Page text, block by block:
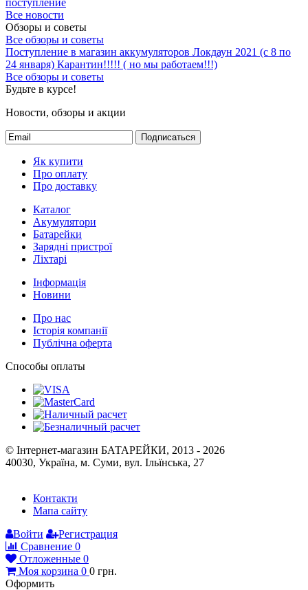
Все новости
Обзоры и советы
Все обзоры и советы
Поступление в магазин аккумуляторов Локдаун 2021 (с 8 по
24 января) Карантин!!!!! ( но мы работаем!!!)
Все обзоры и советы
Будьте в курсе!
Новости, обзоры и акции
Подписаться
Як купити
Про оплату
Про доставку
Каталог
Акумулятори
Батарейки
Зарядні пристрої
Ліхтарі
Інформація
Новини
Про нас
Історія компанії
Публічна оферта
Способы оплаты
© Інтернет-магазин БАТАРЕЙКИ, 2013 - 2026
40030, Україна, м. Суми, вул. Ільїнська, 27
Контакти
Мапа сайту
Войти
Регистрация
Сравнение 0
Отложенные 0
Моя корзина 0 0 грн.
Оформить